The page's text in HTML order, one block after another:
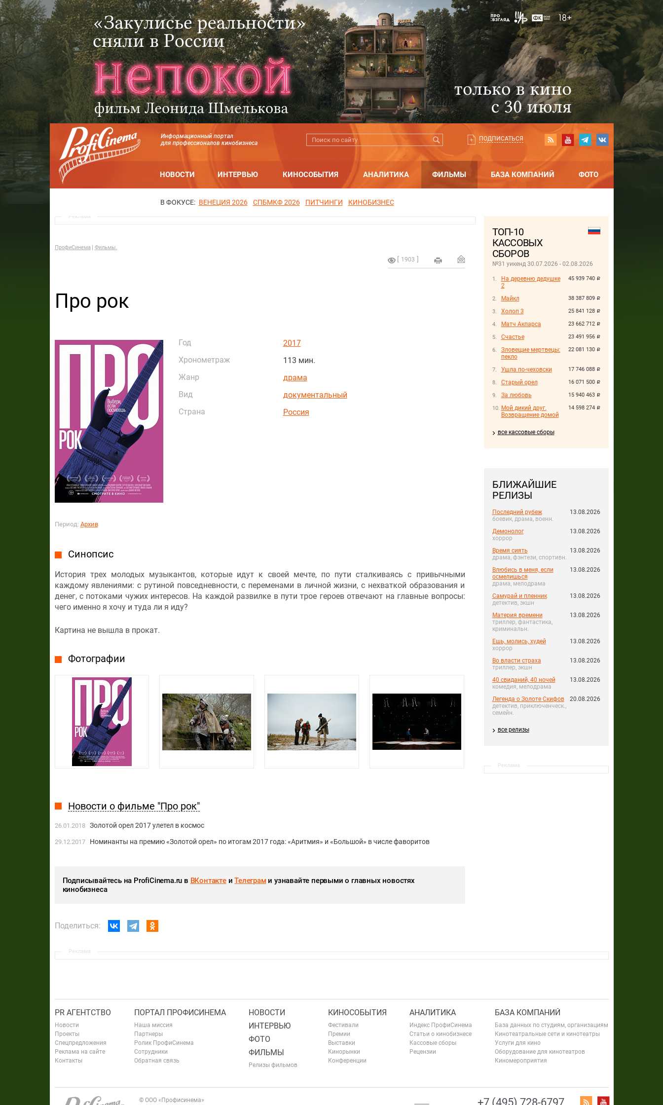
Информационный портал
для профессионалов кинобизнеса
ПОДПИСАТЬСЯ
НОВОСТИ ИНТЕРВЬЮ КИНОСОБЫТИЯ АНАЛИТИКА ФИЛЬМЫ БАЗА КОМПАНИЙ ФОТО
В ФОКУСЕ: ВЕНЕЦИЯ 2026 СПБМКФ 2026 ПИТЧИНГИ КИНОБИЗНЕС
ТОП-10
КАССОВЫХ
СБОРОВ
№31 уикенд 30.07.2026 - 02.08.2026
45 939 740 руб.
На деревню дедушке
2
38 387 809 руб.
Майкл
25 841 128 руб.
Холоп 3
23 662 712 руб.
Матч Акпарса
23 491 956 руб.
Счастье
22 081 130 руб.
Зловещие мертвецы:
пекло
17 746 088 руб.
Ушла по-чеховски
16 071 500 руб.
Старый орел
15 940 463 руб.
За любовь
14 598 274 руб.
Мой дикий друг.
Возвращение домой
все кассовые сборы
БЛИЖАЙШИЕ
РЕЛИЗЫ
Последний рубеж
боевик, драма, военн.
13.08.2026
Демонолог
хоррор
13.08.2026
Время сиять
драма, фэнтези, спортивн.
13.08.2026
Влюбись в меня, если
осмелишься
драма, мелодрама
13.08.2026
Самурай и пленник
детектив, экшн
13.08.2026
Материя времени
триллер, фантастика,
криминальн.
13.08.2026
Ешь, молись, худей
хоррор
13.08.2026
Во власти страха
триллер, экшн
13.08.2026
40 свиданий, 40 ночей
комедия, мелодрама
13.08.2026
Легенда о Золоте Скифов
детектив, приключенческ.,
семейн.
20.08.2026
все релизы
Реклама
Реклама
ПрофиСинема Фильмы.
1903
Про рок
Период: Архив
Год
2017
Хронометраж
113 мин.
Жанр
драма
Вид
документальный
Страна
Россия
Синопсис
История трех молодых музыкантов, которые идут к своей мечте, по пути сталкиваясь с привычными
каждому явлениями: с рутиной повседневности, с переменами в личной жизни, с нехваткой образования и
денег, с потоками чужих интересов. На каждой развилке в пути трое героев отвечают на главные вопросы:
чего именно я хочу и туда ли я иду?
Картина не вышла в прокат.
Фотографии
Новости о фильме "Про рок"
26.01.2018 Золотой орел 2017 улетел в космос
29.12.2017 Номинанты на премию «Золотой орел» по итогам 2017 года: «Аритмия» и «Большой» в числе фаворитов
Подписывайтесь на ProfiCinema.ru в ВКонтактеиТелеграми узнавайте первыми о главных новостях
кинобизнеса
Поделиться:
Реклама
PR АГЕНТСТВО
Новости
Проекты
Спецпредложения
Реклама на сайте
Контакты
ПОРТАЛ ПРОФИСИНЕМА
Наша миссия
Партнеры
Ролик ПрофиСинема
Сотрудники
Обратная связь
НОВОСТИ
ИНТЕРВЬЮ
ФОТО
ФИЛЬМЫ
Релизы фильмов
КИНОСОБЫТИЯ
Фестивали
Премии
Выставки
Кинорынки
Конференции
АНАЛИТИКА
Индекс ПрофиСинема
Статьи о кинобизнесе
Кассовые сборы
Рецензии
БАЗА КОМПАНИЙ
База данных по студиям, организациям
Кинотеатральные сети и кинотеатры
Услуги для кино
Оборудование для кинотеатров
Киномероприятия
+7 (495) 728-6797
© ООО «Профисинема»